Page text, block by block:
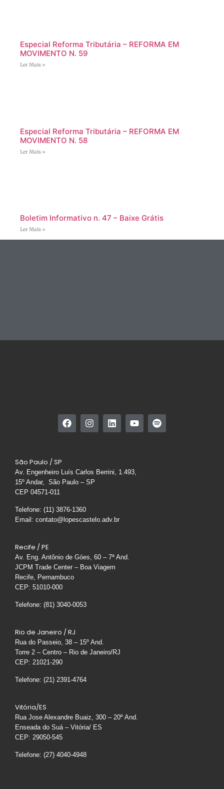
Especial Reforma Tributária – REFORMA EM
MOVIMENTO N. 59
Ler Mais »
Especial Reforma Tributária – REFORMA EM
MOVIMENTO N. 58
Ler Mais »
Boletim Informativo n. 47 – Baixe Grátis
Ler Mais »
São Paulo / SP
Av. Engenheiro Luís Carlos Berrini, 1.493,
15º Andar, São Paulo – SP
CEP 04571-011
Telefone: (11) 3876-1360
Email: contato@lopescastelo.adv.br
Recife / PE
Av. Eng. Antônio de Góes, 60 – 7ª And.
JCPM Trade Center – Boa Viagem
Recife, Pernambuco
CEP: 51010-000
Telefone: (81) 3040-0053
Rio de Janeiro / RJ
Rua do Passeio, 38 – 15º And.
Torre 2 – Centro – Rio de Janeiro/RJ
CEP: 21021-290
Telefone: (21) 2391-4764
Vitória/ES
Rua Jose Alexandre Buaiz, 300 – 20º And.
Enseada do Suá – Vitória/ ES
CEP: 29050-545
Telefone: (27) 4040-4948